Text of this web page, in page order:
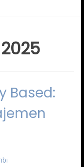
Based: